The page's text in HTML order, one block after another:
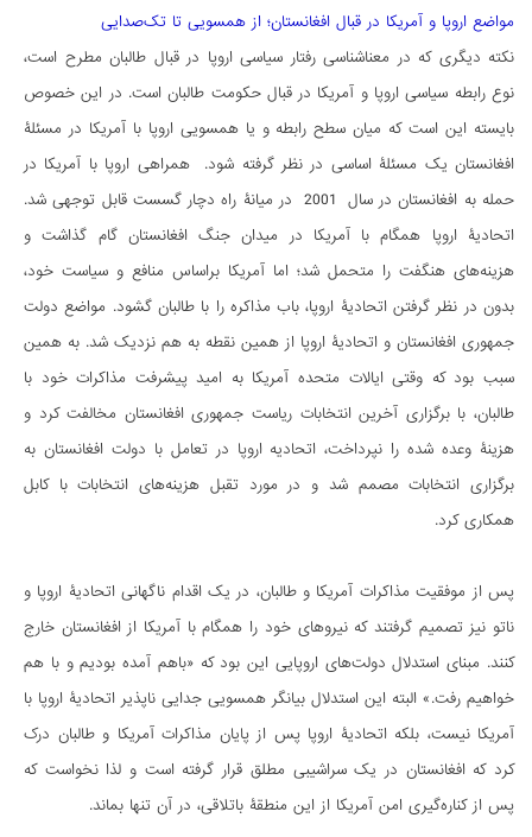
مواضع اروپا و آمریکا در قبال افغانستان؛ از همسویی تا تک‌صدایی
نکته دیگری که در معناشناسی رفتار سیاسی اروپا در قبال طالبان مطرح است،
نوع رابطه سیاسی اروپا و آمریکا در قبال حکومت طالبان است. در این خصوص
بایسته این است که میان سطح رابطه و یا همسویی اروپا با آمریکا در مسئلۀ
افغانستان یک مسئلۀ اساسی در نظر گرفته شود. همراهی اروپا با آمریکا در
حمله به افغانستان در سال 2001 در میانۀ راه دچار گسست قابل توجهی شد.
اتحادیۀ اروپا همگام با آمریکا در میدان جنگ افغانستان گام گذاشت و
هزینه‌های هنگفت را متحمل شد؛ اما آمریکا براساس منافع و سیاست خود،
بدون در نظر گرفتن اتحادیۀ اروپا، باب مذاکره را با طالبان گشود. مواضع دولت
جمهوری افغانستان و اتحادیۀ اروپا از همین نقطه به هم نزدیک شد. به‌ همین
سبب بود که وقتی ایالات متحده آمریکا به امید پیشرفت مذاکرات خود با
طالبان، با برگزاری آخرین انتخابات ریاست جمهوری افغانستان مخالفت کرد و
هزینۀ وعده شده را نپرداخت، اتحادیه اروپا در تعامل با دولت افغانستان به
برگزاری انتخابات مصمم شد و در مورد تقبل هزینه‌های انتخابات با کابل
همکاری کرد.
پس از موفقیت مذاکرات آمریکا و طالبان، در یک اقدام ناگهانی اتحادیۀ اروپا و
ناتو نیز تصمیم گرفتند که نیروهای خود را همگام با آمریکا از افغانستان خارج
کنند. مبنای استدلال دولت‌های اروپایی این بود که «با‌هم آمده بودیم و با هم
خواهیم رفت.» البته این استدلال بیانگر همسویی جدایی ناپذیر اتحادیۀ اروپا با
آمریکا نیست، بلکه اتحادیۀ اروپا پس از پایان مذاکرات آمریکا و طالبان درک
کرد که افغانستان در یک سراشیبی مطلق قرار گرفته است و لذا نخواست که
پس از کناره‌گیری امن آمریکا از این منطقۀ باتلاقی، در آن تنها بماند.